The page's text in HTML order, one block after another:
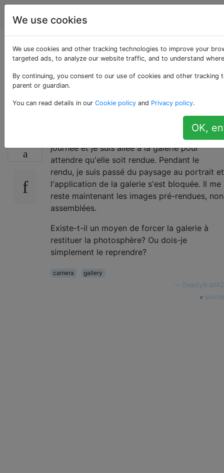
Android
Existe-t-il un moyen
de restituer une
photosphère?
J'ai pris une photosphère plus tôt dans la
journée et je suis allée à la galerie pour
attendre qu'elle soit rendue. Pendant le
rendu, je suis passé du paysage au portrait et
l'application de la galerie s'est bloquée. Il me
reste maintenant les images pré-rendues, non
assemblées.
Existe-t-il un moyen de forcer la galerie à
restituer la photosphère? Ou dois-je
simplement le reprendre?
camera
gallery
DeadlyBrad42
source
We use cookies
We use cookies and other tracking technologies to improve your
targeted ads, to analyze our website traffic, and to understand
By continuing, you consent to our use of cookies and other
parent or guardian.
You can read details in our Cookie policy and Privacy policy.
OK,